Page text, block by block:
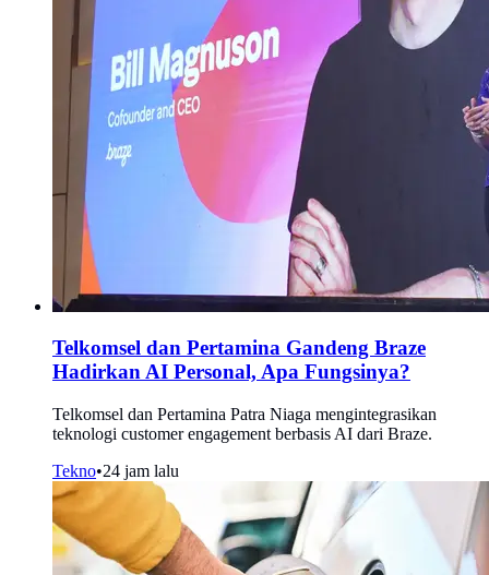
Telkomsel dan Pertamina Gandeng Braze
Hadirkan AI Personal, Apa Fungsinya?
Telkomsel dan Pertamina Patra Niaga mengintegrasikan
teknologi customer engagement berbasis AI dari Braze.
Tekno•24 jam lalu